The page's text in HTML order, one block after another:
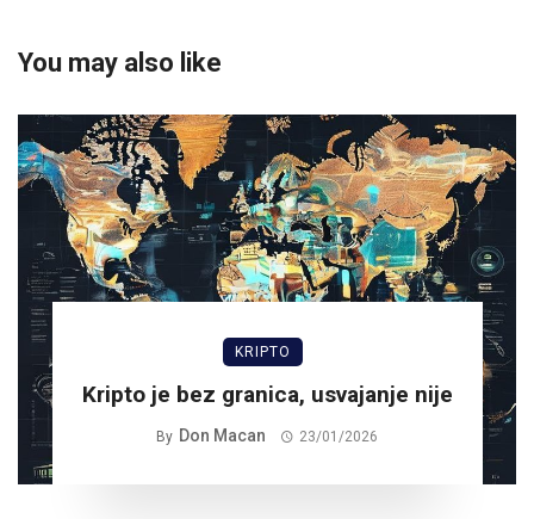
You may also like
KRIPTO
Kripto je bez granica, usvajanje nije
By Don Macan 23/01/2026